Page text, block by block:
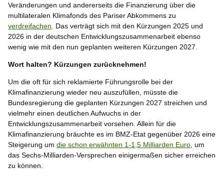
Veränderungen und andererseits die Finanzierung über die
multilateralen Klimafonds des Pariser Abkommens zu
verdreifachen . Das verträgt sich mit den Kürzungen 2025 und
2026 in der deutschen Entwicklungszusammenarbeit ebenso
wenig wie mit den nun geplanten weiteren Kürzungen 2027.
Wort halten? Kürzungen zurücknehmen!
Um die oft für sich reklamierte Führungsrolle bei der
Klimafinanzierung wieder neu auszufüllen, müsste die
Bundesregierung die geplanten Kürzungen 2027 streichen und
vielmehr einen deutlichen Aufwuchs in der
Entwicklungszusammenarbeit vorsehen. Allein für die
Klimafinanzierung bräuchte es im BMZ-Etat gegenüber 2026 eine
Steigerung um die schon erwähnten 1-1,5 Milliarden Euro , um
das Sechs-Milliarden-Versprechen einigermaßen sicher erreichen
zu können.